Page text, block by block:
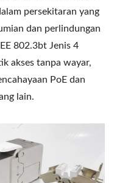
persekitaran yang
dan perlindungan
802.3bt Jenis 4
akses tanpa wayar,
PoE dan
lain.